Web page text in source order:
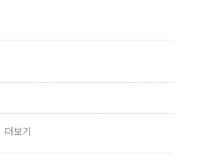
더보기